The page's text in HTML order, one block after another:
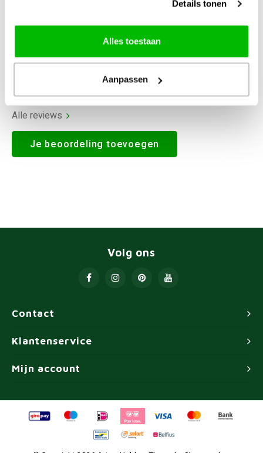
Details tonen
Alles toestaan
Aanpassen
Alle reviews
Je beoordeling toevoegen
Contact
Volg ons
Klantenservice
Mijn account